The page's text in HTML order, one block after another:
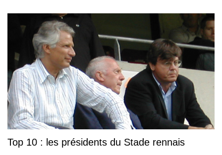
Top 10 : les présidents du Stade rennais